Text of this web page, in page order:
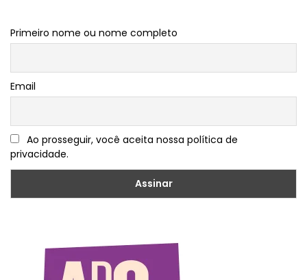
Primeiro nome ou nome completo
Email
Ao prosseguir, você aceita nossa política de
privacidade.